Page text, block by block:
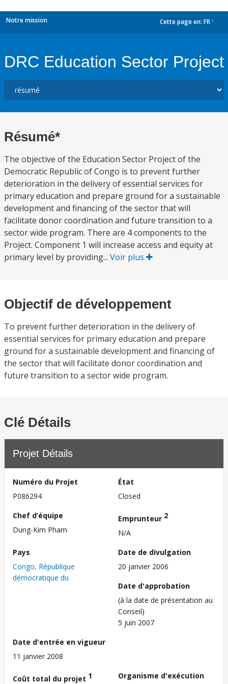
Notre mission Cette page en: FR
DRC Education Sector Project
Résumé*
The objective of the Education Sector Project of the
Democratic Republic of Congo is to prevent further
deterioration in the delivery of essential services for
primary education and prepare ground for a sustainable
development and financing of the sector that will
facilitate donor coordination and future transition to a
sector wide program. There are 4 components to the
Project. Component 1 will increase access and equity at
primary level by providing... Voir plus
Objectif de développement
To prevent further deterioration in the delivery of
essential services for primary education and prepare
ground for a sustainable development and financing of
the sector that will facilitate donor coordination and
future transition to a sector wide program.
Clé Détails
Projet Détails
Numéro du Projet
P086294
État
Closed
Chef d’équipe
Dung-Kim Pham
Emprunteur 2
N/A
Pays
Congo, République
démocratique du
Date de divulgation
20 janvier 2006
Date d'approbation
(à la date de présentation au
Conseil)
5 juin 2007
Date d'entrée en vigueur
11 janvier 2008
Coût total du projet 1
Organisme d'exécution